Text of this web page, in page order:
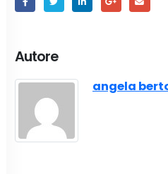
Autore
angela